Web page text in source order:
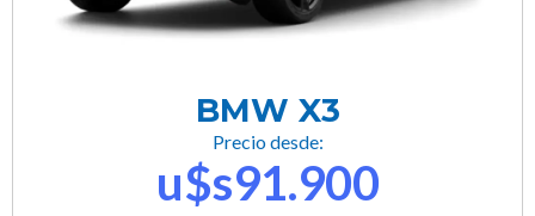
BMW X3
Precio desde:
u$s91.900